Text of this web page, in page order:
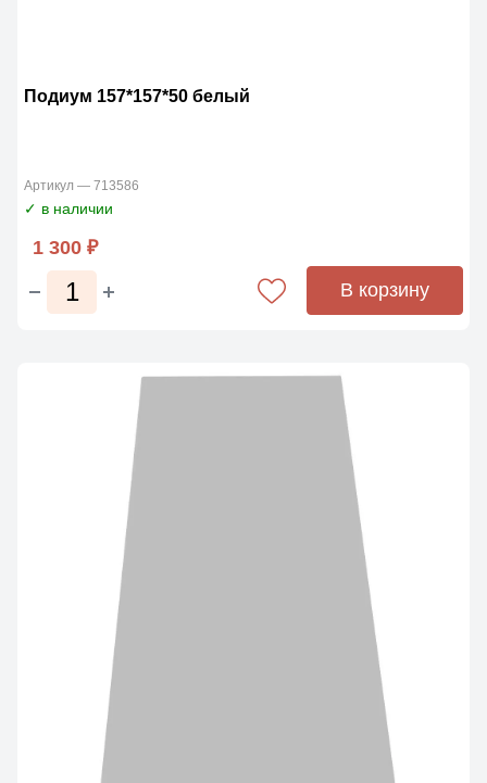
Подиум 157*157*50 белый
Артикул — 713586
✓ в наличии
1 300 ₽
В корзину